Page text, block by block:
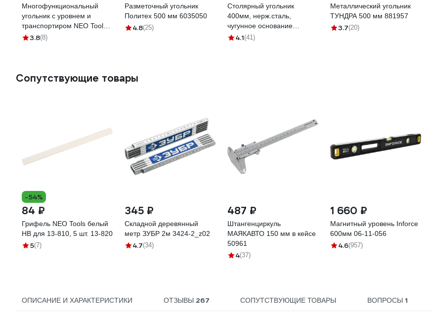
Многофункциональный
угольник с уровнем и
транспортиром NEO Tools
30 см, шкала мм и дюймы
3.8(8)
Разметочный угольник
Политех 500 мм 6035050
4.8(25)
Столярный угольник
400мм, нерж.сталь,
чугунное основание
КОБАЛЬТ 243-448
4.1(41)
Металлический угольник
ТУНДРА 500 мм 881957
3.7(20)
Сопутствующие товары
-54%
84 ₽
Грифель NEO Tools белый
HB для 13-810, 5 шт. 13-820
5(7)
345 ₽
Складной деревянный
метр ЗУБР 2м 3424-2_z02
4.7(34)
487 ₽
Штангенциркуль
МАЯКАВТО 150 мм в кейсе
50961
4(37)
1 660 ₽
Магнитный уровень Inforce
600мм 06-11-056
4.6(957)
ОПИСАНИЕ И ХАРАКТЕРИСТИКИ ОТЗЫВЫ 267 СОПУТСТВУЮЩИЕ ТОВАРЫ ВОПРОСЫ 1